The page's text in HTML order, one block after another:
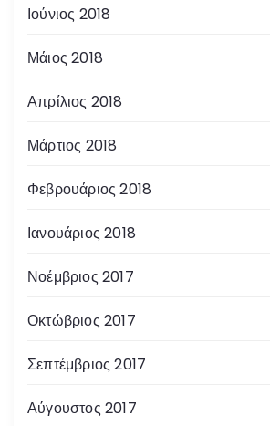
Ιούνιος 2018
Μάιος 2018
Απρίλιος 2018
Μάρτιος 2018
Φεβρουάριος 2018
Ιανουάριος 2018
Νοέμβριος 2017
Οκτώβριος 2017
Σεπτέμβριος 2017
Αύγουστος 2017